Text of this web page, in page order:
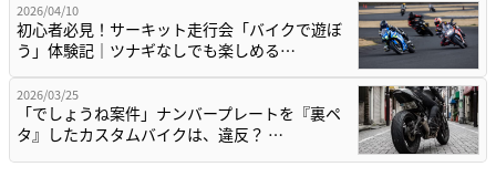
2026/04/10
初心者必見！サーキット走行会「バイクで遊ぼ
う」体験記｜ツナギなしでも楽しめる…
2026/03/25
「でしょうね案件」ナンバープレートを『裏ペ
タ』したカスタムバイクは、違反？ …